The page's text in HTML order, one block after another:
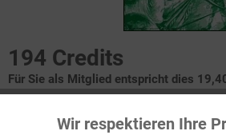
194 Credits
Für Sie als Mitglied entspricht dies
Themenbereich
FunktionaleWir respektieren Ihre